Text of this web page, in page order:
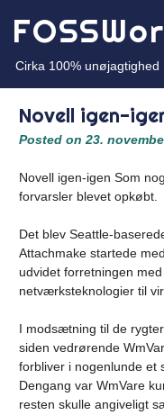
content
Cirka 100% unøjagtighed
Novell igen-
Posted on 23.
Novell igen-igen Som
forvarsler blevet opkøbt.
Det blev Seattle-
Attachmake startede
udvidet forretningen
netværksteknologier til
I modsætning til de
siden vedrørende
forbliver i nogenlunde et
Dengang var WmVare
resten skulle angiveligt